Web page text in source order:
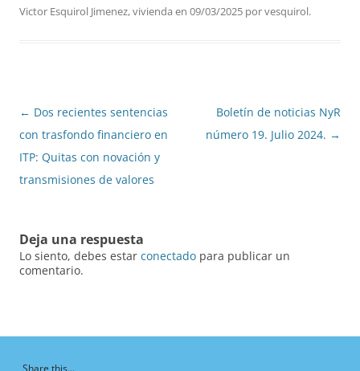
Victor Esquirol Jimenez,vivienda en 09/03/2025 porvesquirol.
Navegación
de
entradas
← Dos recientes sentencias
con trasfondo financiero en
ITP: Quitas con novación y
transmisiones de valores
Boletín de noticias NyR
número 19. Julio 2024. →
Deja una respuesta
Lo siento, debes estar conectado para publicar un
comentario.
Share this...